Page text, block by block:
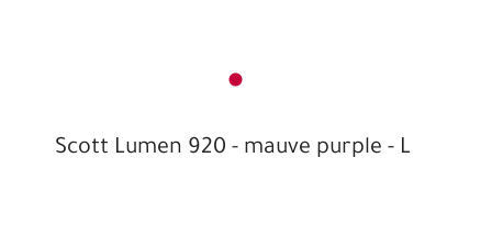
Scott Lumen 920 - mauve purple - L